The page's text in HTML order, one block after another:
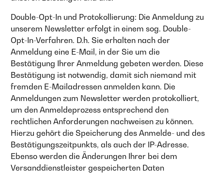
Double-Opt-In und Protokollierung: Die Anmeldung zu
unserem Newsletter erfolgt in einem sog. Double-
Opt-In-Verfahren. D.h. Sie erhalten nach der
Anmeldung eine E-Mail, in der Sie um die
Bestätigung Ihrer Anmeldung gebeten werden. Diese
Bestätigung ist notwendig, damit sich niemand mit
fremden E-Mailadressen anmelden kann. Die
Anmeldungen zum Newsletter werden protokolliert,
um den Anmeldeprozess entsprechend den
rechtlichen Anforderungen nachweisen zu können.
Hierzu gehört die Speicherung des Anmelde- und des
Bestätigungszeitpunkts, als auch der IP-Adresse.
Ebenso werden die Änderungen Ihrer bei dem
Versanddienstleister gespeicherten Daten